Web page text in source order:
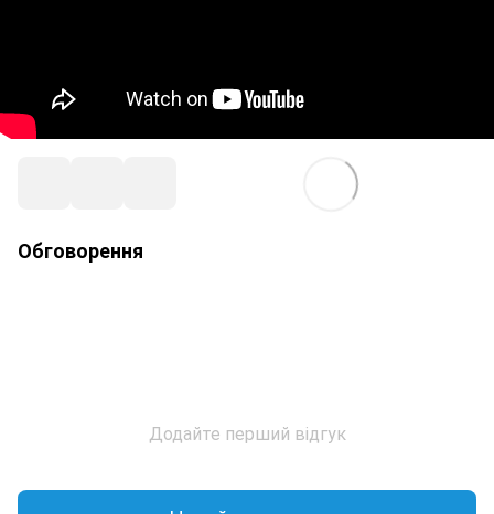
Обговорення
Додайте перший відгук